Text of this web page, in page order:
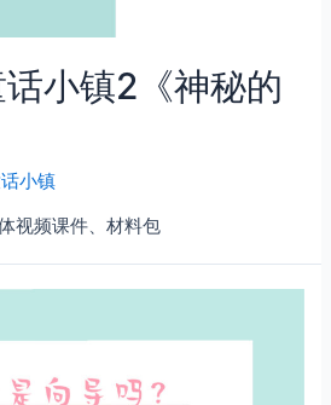
话小镇2《神秘的
小镇
视频课件、材料包